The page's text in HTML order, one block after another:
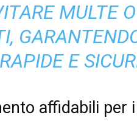
MULTE
RAPIDE E
affidabili per